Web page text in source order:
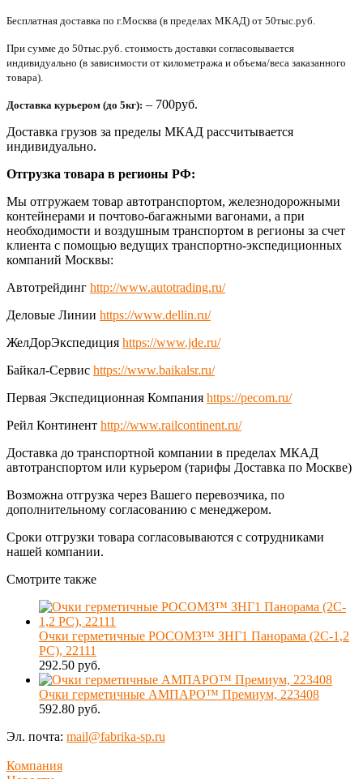
Бесплатная доставка по г.Москва (в пределах МКАД) от 50тыс.руб.
При сумме до 50тыс.руб. стоимость доставки согласовывается
индивидуально (в зависимости от километража и объема/веса заказанного
товара).
Доставка курьером (до 5кг): – 700руб.
Доставка грузов за пределы МКАД рассчитывается
индивидуально.
Отгрузка товара в регионы РФ:
Мы отгружаем товар автотранспортом, железнодорожными
контейнерами и почтово-багажными вагонами, а при
необходимости и воздушным транспортом в регионы за счет
клиента с помощью ведущих транспортно-экспедиционных
компаний Москвы:
Автотрейдинг http://www.autotrading.ru/
Деловые Линии https://www.dellin.ru/
ЖелДорЭкспедиция https://www.jde.ru/
Байкал-Сервис https://www.baikalsr.ru/
Первая Экспедиционная Компания https://pecom.ru/
Рейл Континент http://www.railcontinent.ru/
Доставка до транспортной компании в пределах МКАД
автотранспортом или курьером (тарифы Доставка по Москве)
Возможна отгрузка через Вашего перевозчика, по
дополнительному согласованию с менеджером.
Сроки отгрузки товара согласовываются с сотрудниками
нашей компании.
Смотрите также
Очки герметичные РОСОМЗ™ ЗНГ1 Панорама (2C-1,2
PC), 22111
292.50 руб.
Очки герметичные АМПАРО™ Премиум, 223408
592.80 руб.
Эл. почта: mail@fabrika-sp.ru
Компания